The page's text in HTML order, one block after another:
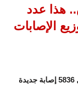
هذا عدد
الإصابات
أعلنت وزارة الصحة، اليوم السبت، عن تسجيل 5836 إصابة جديدة